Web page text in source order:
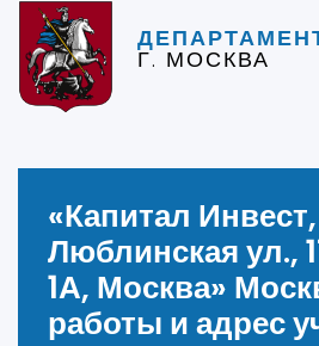
Г. МОСКВА
«‎Капитал Инвест,
Люблинская ул.,
1А, Москва»‎
работы и адрес